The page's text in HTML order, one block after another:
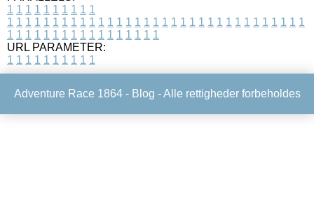
1 1 1 1 1 1 1 1 1 1
1 1 1 1 1 1 1 1 1 1 1 1 1 1 1 1 1 1 1 1 1 1 1 1 1 1 1 1 1 1 1 1 1
1 1 1 1 1 1 1 1 1 1 1 1 1 1 1 1 1
URL PARAMETER:
1 1 1 1 1 1 1 1 1 1
Adventure Race 1864 - Blog - Alle rettigheder forbeholdes